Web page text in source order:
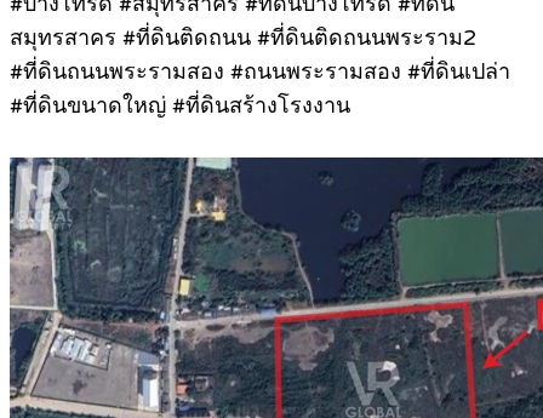
สมุทรสาคร #ที่ดินติดถนน #ที่ดินติดถนนพระราม2
#ที่ดินถนนพระรามสอง #ถนนพระรามสอง #ที่ดินเปล่า
#ที่ดินขนาดใหญ่ #ที่ดินสร้างโรงงาน